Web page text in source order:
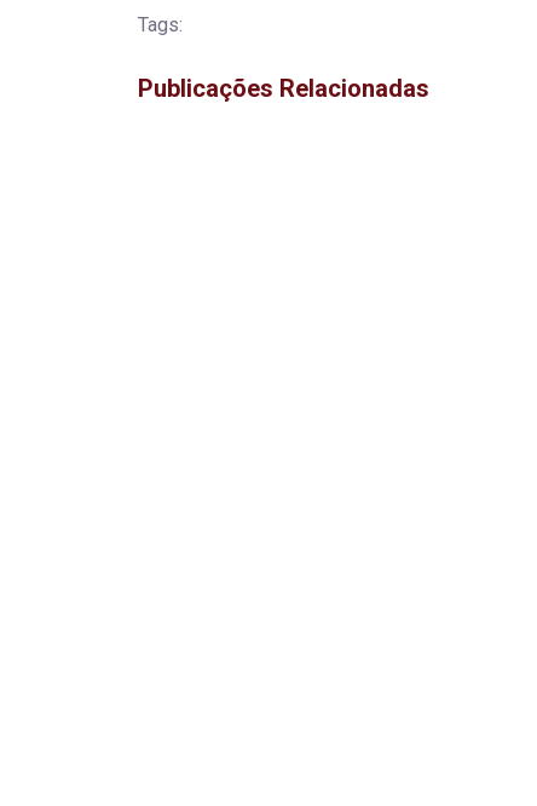
Tags:
Publicações Relacionadas